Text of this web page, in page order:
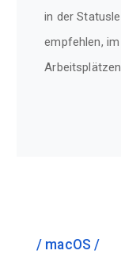
in der
empfehlen,
macOS